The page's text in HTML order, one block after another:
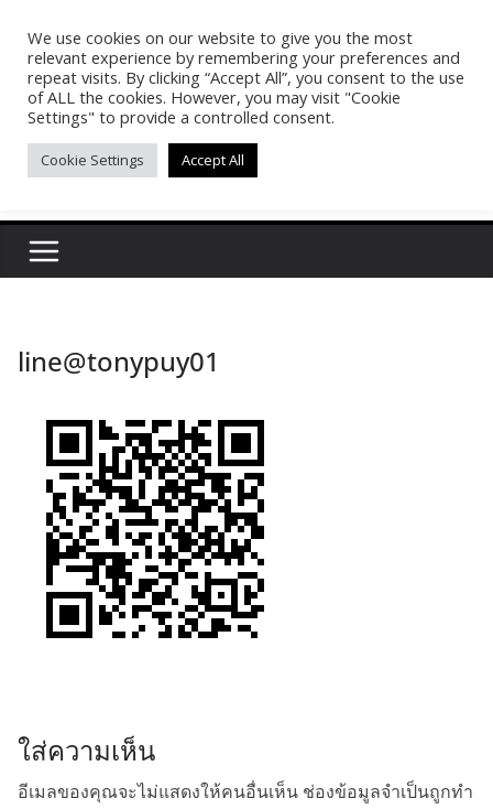
contentPasakon Puypong
(tonypuy)
เปิดพื้นที่การเรียนรู้และพร้อมแบ่งปันของผม
line@tonypuy01
ใส่ความเห็น
อีเมลของคุณจะไม่แสดงให้คนอื่นเห็น ช่องข้อมูลจำเป็นถูกทำ
We use cookies on our website to give you the most
relevant experience by remembering your preferences and
repeat visits. By clicking “Accept All”, you consent to the use
of ALL the cookies. However, you may visit "Cookie
Settings" to provide a controlled consent.
Cookie Settings Accept All